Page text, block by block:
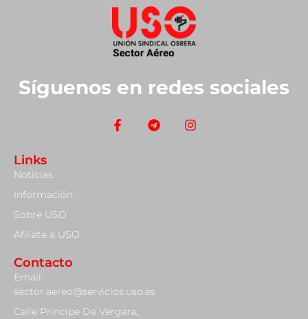
Síguenos en redes sociales
Links
Noticias
Información
Sobre USO
Afiliate a USO
Contacto
Email:
sector.aereo@servicios.uso.es
Calle Príncipe De Vergara,